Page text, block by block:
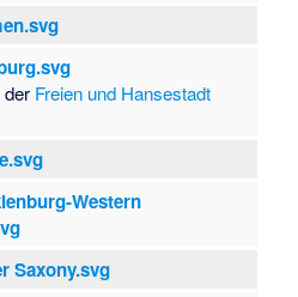
der Freien und Hansestadt
Western
Saxony.svg